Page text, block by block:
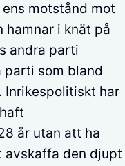
motstånd mot
hamnar i knät på
andra parti
parti som bland
Inrikespolitiskt har
år utan att ha
den djupt